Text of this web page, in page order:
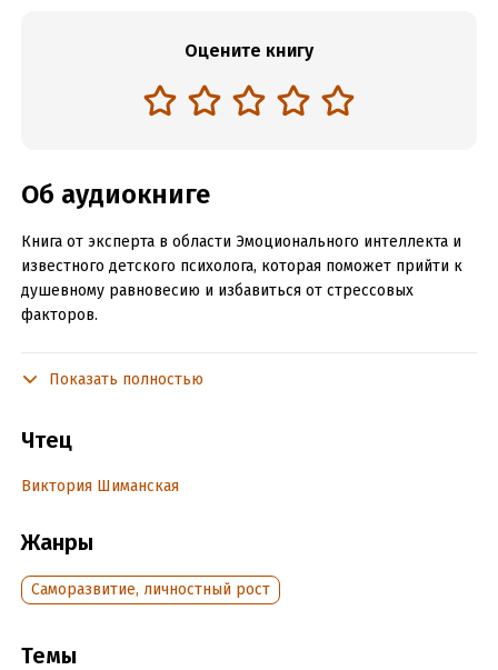
Оцените книгу
Об аудиокниге
Книга от эксперта в области Эмоционального интеллекта и
известного детского психолога, которая поможет прийти к
душевному равновесию и избавиться от стрессовых
факторов.
Подробная информация
Год издания:
Дата поступления:
Показать полностью
Чтец
Виктория Шиманская
Жанры
Саморазвитие, личностный рост
Темы